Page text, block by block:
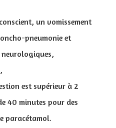
un vomissement
pneumonie et
est supérieur à 2
40 minutes pour des
paracétamol.